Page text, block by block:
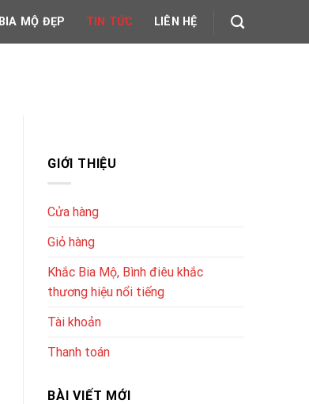
BIA MỘ ĐẸP TIN TỨC LIÊN HỆ
GIỚI THIỆU
Cửa hàng
Giỏ hàng
Khắc Bia Mộ, Bình điêu khắc
thương hiệu nổi tiếng
Tài khoản
Thanh toán
BÀI VIẾT MỚI